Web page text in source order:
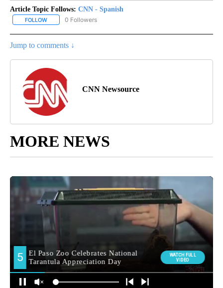
Article Topic Follows: CNN - Spanish
FOLLOW FOLLOW "CNN - SPANISH" TO RECEIVE NOTIFICATIONS ABOUT
0 Followers
Jump to comments ↓
CNN Newsource
MORE NEWS